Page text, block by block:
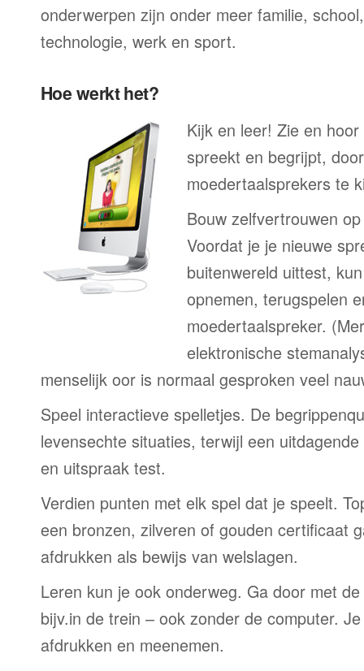
onderwerpen zijn onder meer familie,
technologie, werk en sport.
Hoe werkt het?
Kijk en leer! Zie en
spreekt en begrijpt,
moedertaalsprekers te
Bouw zelfvertrouwen
Voordat je je nieuwe
buitenwereld uittest,
opnemen, terugspelen
moedertaalspreker.
elektronische
menselijk oor is normaal gesproken veel
Speel interactieve spelletjes. De
levensechte situaties, terwijl een
en uitspraak test.
Verdien punten met elk spel dat je speelt.
een bronzen, zilveren of gouden certificaat
afdrukken als bewijs van welslagen.
Leren kun je ook onderweg. Ga door met
bijv.in de trein – ook zonder de computer.
afdrukken en meenemen.